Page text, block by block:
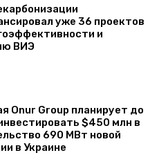
уже 36 проектов
и
ВИЭ
Onur Group планирует до
$450 млн в
690 МВт новой
в Украине